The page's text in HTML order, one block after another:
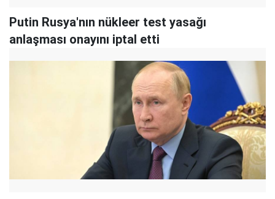
Putin Rusya'nın nükleer test yasağı
anlaşması onayını iptal etti